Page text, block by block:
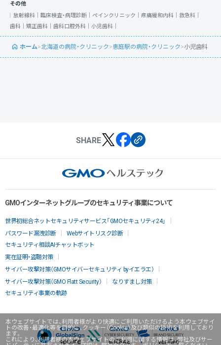
本ウェブサイトでは、利用者様がより快適にご利用いただけるよう本ウェブサイ
トの改善・最適化等を目的に、クッキー（Cookie）及び類似の技術を利用しており
ます。
これにより、利用者様の本ウェブサイトのご利用に関する情報は、弊社及びサー
その他
放射線科｜ 臨床検査・病理診断｜ ペインクリニック｜ 疼痛緩和内科｜ 救急科｜
歯科｜ 矯正歯科｜ 歯科口腔外科｜ 小児歯科｜
ホーム>北海道の病院・クリニック>恵庭駅の病院・クリニック>小児歯科
SHARE
GMOインターネットグループのセキュリティ事業について
世界初総合ネットセキュリティサービス「GMOセキュリティ24」
パスワード漏洩診断
Webサイトリスク診断
セキュリティ相談AIチャットボット
実在証明・盗聴対策
サイバー攻撃対策（GMOサイバーセキュリティ byイエラエ）
サイバー攻撃対策（GMO Flatt Security）
なりすまし対策
セキュリティ事業の軌跡